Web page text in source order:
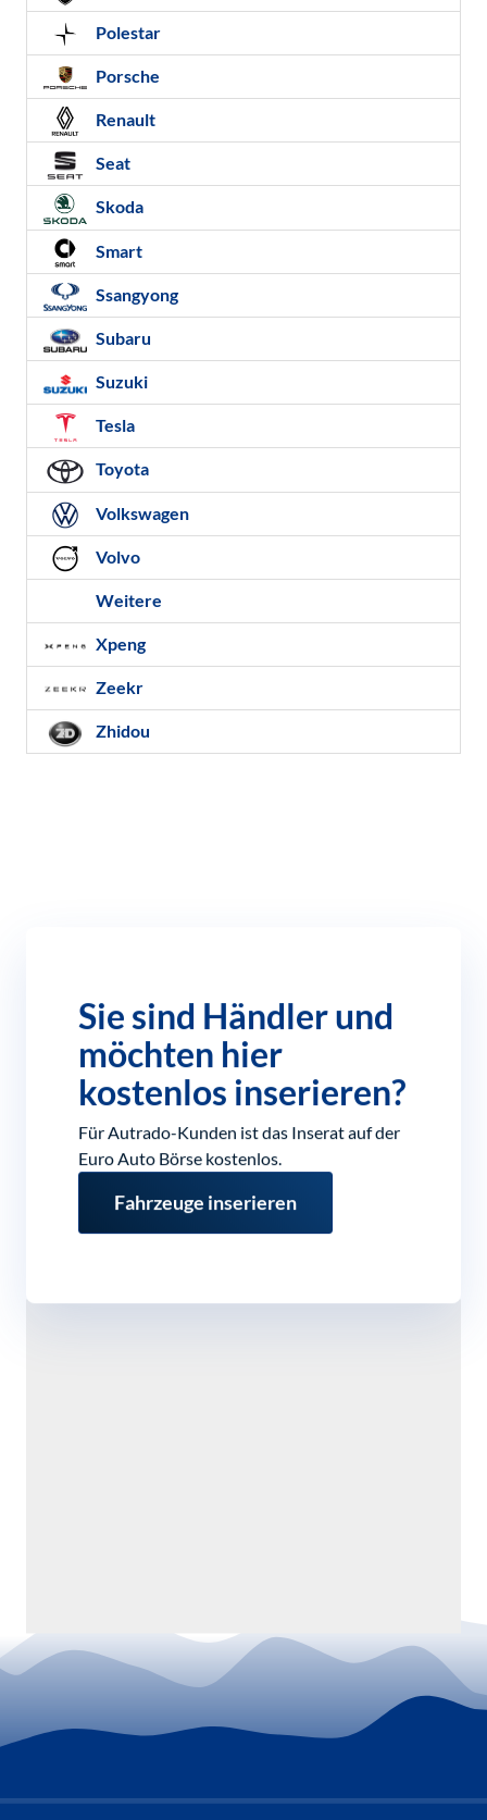
Polestar
Porsche
Renault
Seat
Skoda
Smart
Ssangyong
Subaru
Suzuki
Tesla
Toyota
Volkswagen
Volvo
Weitere
Xpeng
Zeekr
Zhidou
Sie sind Händler und
möchten hier
kostenlos inserieren?
Für Autrado-Kunden ist das Inserat auf der
Euro Auto Börse kostenlos.
Fahrzeuge inserieren